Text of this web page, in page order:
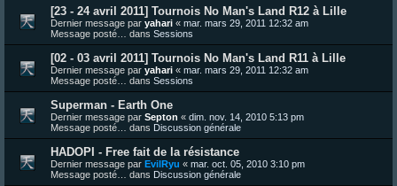
[23 - 24 avril 2011] Tournois No Man's Land R12 à Lille
Dernier message par yahari « mar. mars 29, 2011 12:32 am
Message posté… dans Sessions
[02 - 03 avril 2011] Tournois No Man's Land R11 à Lille
Dernier message par yahari « mar. mars 29, 2011 12:32 am
Message posté… dans Sessions
Superman - Earth One
Dernier message par Septon « dim. nov. 14, 2010 5:13 pm
Message posté… dans Discussion générale
HADOPI - Free fait de la résistance
Dernier message par EvilRyu « mar. oct. 05, 2010 3:10 pm
Message posté… dans Discussion générale